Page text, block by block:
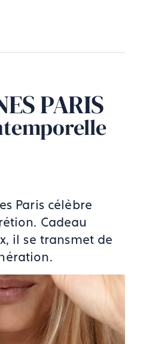
PARIS
Paris célèbre
Cadeau
il se transmet de